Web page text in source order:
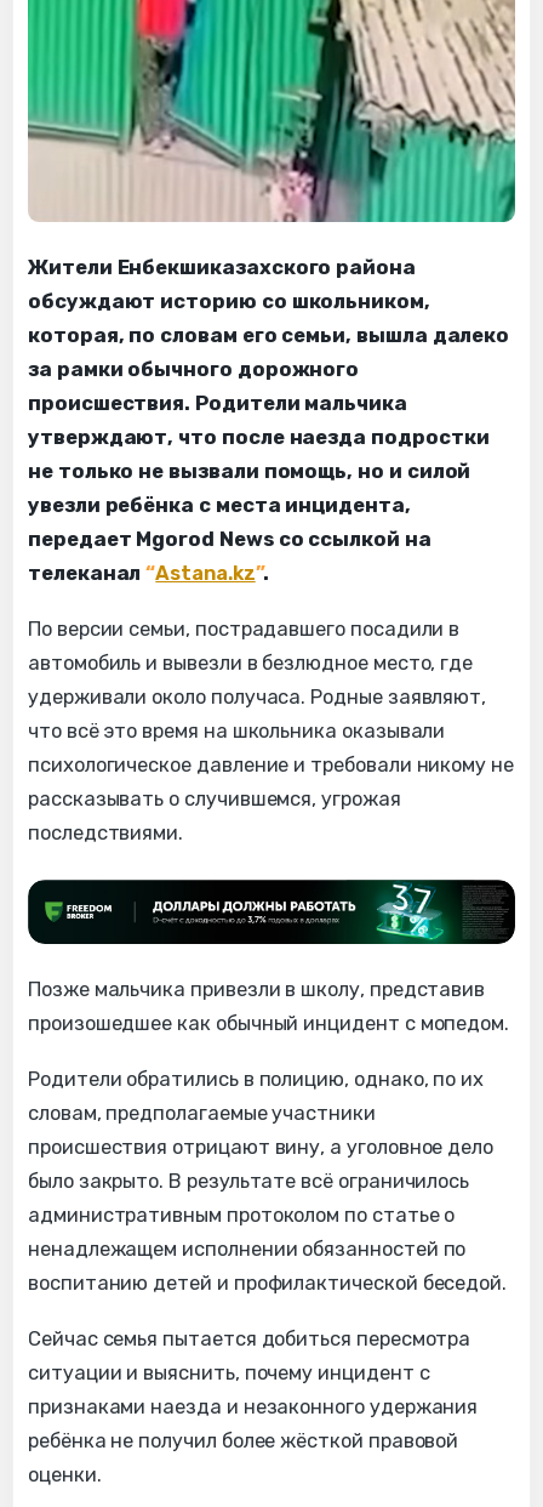
Жители Енбекшиказахского района
обсуждают историю со школьником,
которая, по словам его семьи, вышла далеко
за рамки обычного дорожного
происшествия. Родители мальчика
утверждают, что после наезда подростки
не только не вызвали помощь, но и силой
увезли ребёнка с места инцидента,
передает Mgorod News со ссылкой на
телеканал“Astana.kz”.
По версии семьи, пострадавшего посадили в
автомобиль и вывезли в безлюдное место, где
удерживали около получаса. Родные заявляют,
что всё это время на школьника оказывали
психологическое давление и требовали никому не
рассказывать о случившемся, угрожая
последствиями.
Позже мальчика привезли в школу, представив
произошедшее как обычный инцидент с мопедом.
Родители обратились в полицию, однако, по их
словам, предполагаемые участники
происшествия отрицают вину, а уголовное дело
было закрыто. В результате всё ограничилось
административным протоколом по статье о
ненадлежащем исполнении обязанностей по
воспитанию детей и профилактической беседой.
Сейчас семья пытается добиться пересмотра
ситуации и выяснить, почему инцидент с
признаками наезда и незаконного удержания
ребёнка не получил более жёсткой правовой
оценки.